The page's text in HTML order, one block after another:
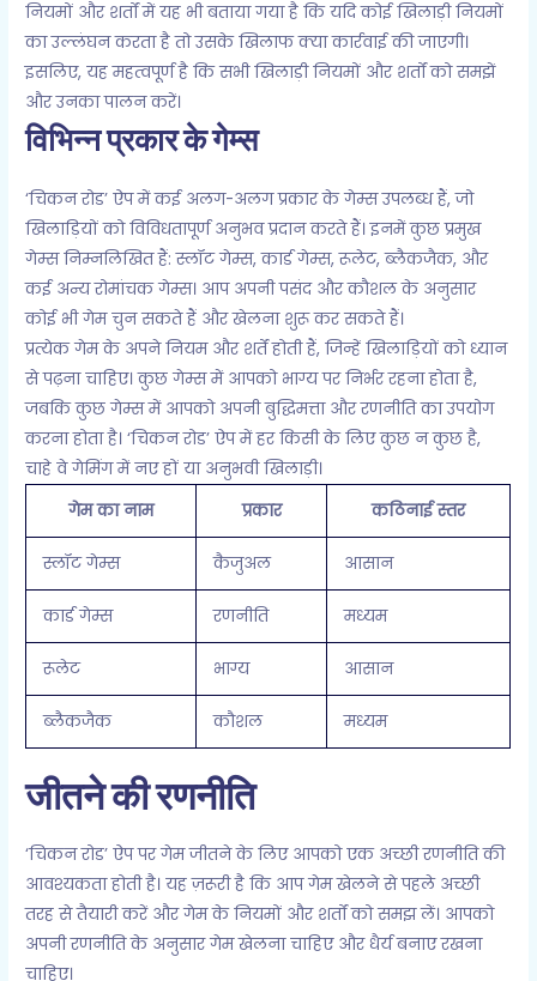
नियमों और शर्तों में यह भी बताया गया है कि यदि कोई खिलाड़ी नियमों
का उल्लंघन करता है तो उसके खिलाफ क्या कार्रवाई की जाएगी।
इसलिए, यह महत्वपूर्ण है कि सभी खिलाड़ी नियमों और शर्तों को समझें
और उनका पालन करें।
विभिन्न प्रकार के गेम्स
‘चिकन रोड’ ऐप में कई अलग-अलग प्रकार के गेम्स उपलब्ध हैं, जो
खिलाड़ियों को विविधतापूर्ण अनुभव प्रदान करते हैं। इनमें कुछ प्रमुख
गेम्स निम्नलिखित हैं: स्लॉट गेम्स, कार्ड गेम्स, रूलेट, ब्लैकजैक, और
कई अन्य रोमांचक गेम्स। आप अपनी पसंद और कौशल के अनुसार
कोई भी गेम चुन सकते हैं और खेलना शुरू कर सकते हैं।
प्रत्येक गेम के अपने नियम और शर्तें होती हैं, जिन्हें खिलाड़ियों को ध्यान
से पढ़ना चाहिए। कुछ गेम्स में आपको भाग्य पर निर्भर रहना होता है,
जबकि कुछ गेम्स में आपको अपनी बुद्धिमत्ता और रणनीति का उपयोग
करना होता है। ‘चिकन रोड’ ऐप में हर किसी के लिए कुछ न कुछ है,
चाहे वे गेमिंग में नए हों या अनुभवी खिलाड़ी।
गेम का नाम
प्रकार कठिनाई स्तर
स्लॉट गेम्स कैजुअल आसान
कार्ड गेम्स रणनीति मध्यम
रूलेट भाग्य आसान
ब्लैकजैक कौशल मध्यम
जीतने की रणनीति
‘चिकन रोड’ ऐप पर गेम जीतने के लिए आपको एक अच्छी रणनीति की
आवश्यकता होती है। यह ज़रूरी है कि आप गेम खेलने से पहले अच्छी
तरह से तैयारी करें और गेम के नियमों और शर्तों को समझ लें। आपको
अपनी रणनीति के अनुसार गेम खेलना चाहिए और धैर्य बनाए रखना
चाहिए।